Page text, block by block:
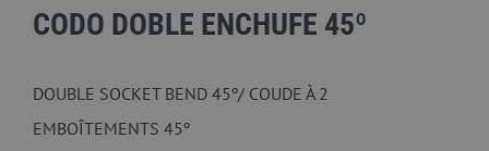
CODO DOBLE ENCHUFE 45º
DOUBLE SOCKET BEND 45º/ COUDE À 2
EMBOÎTEMENTS 45º